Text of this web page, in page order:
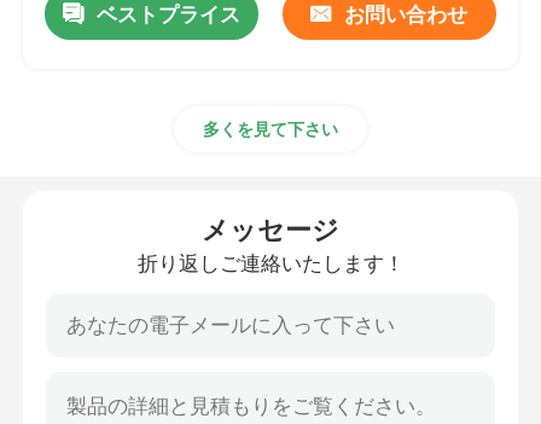
ベストプライス お問い合わせ
多くを見て下さい
メッセージ
折り返しご連絡いたします！